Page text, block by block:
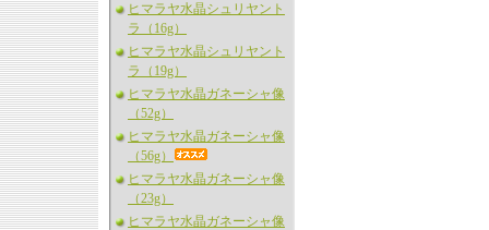
ヒマラヤ水晶シュリヤント
ラ（16g）
ヒマラヤ水晶シュリヤント
ラ（19g）
ヒマラヤ水晶ガネーシャ像
（52g）
ヒマラヤ水晶ガネーシャ像
（56g）
ヒマラヤ水晶ガネーシャ像
（23g）
ヒマラヤ水晶ガネーシャ像